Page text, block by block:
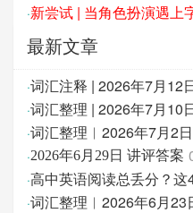
·新尝试 | 当角色扮演遇上
最新文章
·词汇注释 | 2026年7月12
·词汇整理 | 2026年7月10
·词汇整理︱2026年7月2日
·2026年6月29日 讲评答案
·
·词汇整理︱2026年6月23